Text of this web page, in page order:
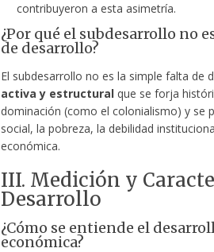
contribuyeron a esta asimetría.
¿Por qué el subdesarrollo no
de desarrollo?
El subdesarrollo no es la simple falta de
activa y estructuralque se forja
dominación (como el colonialismo) y se
social, la pobreza, la debilidad
económica.
III. Medición y
Desarrollo
¿Cómo se entiende el
económica?